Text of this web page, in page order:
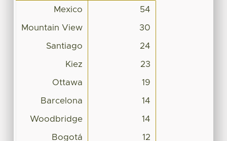
Mexico 54
Mountain View 30
Santiago 24
Kiez 23
Ottawa 19
Barcelona 14
Woodbridge 14
Bogotá 12